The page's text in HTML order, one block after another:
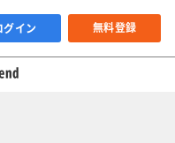
グイン 無料登録